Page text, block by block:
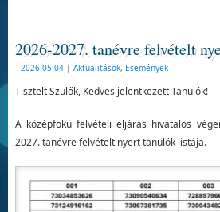
2026-2027. tanévre felvételt
2026-05-04 | Aktualitások, Események
Tisztelt Szülők, Kedves jelentkezett Tanulók!
A középfokú felvételi eljárás hivatalos
2027. tanévre felvételt nyert tanulók listája.